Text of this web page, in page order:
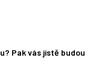
Pak vás jistě budou